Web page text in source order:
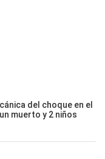
del choque en el
muerto y 2 niños